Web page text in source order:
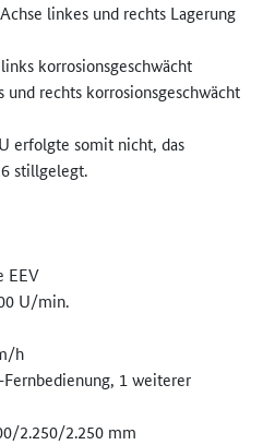
linkes und rechts Lagerung
korrosionsgeschwächt
und rechts korrosionsgeschwächt
erfolgte somit nicht, das
stillgelegt.
EEV
U/min.
h
1 weiterer
2.250/2.250 mm